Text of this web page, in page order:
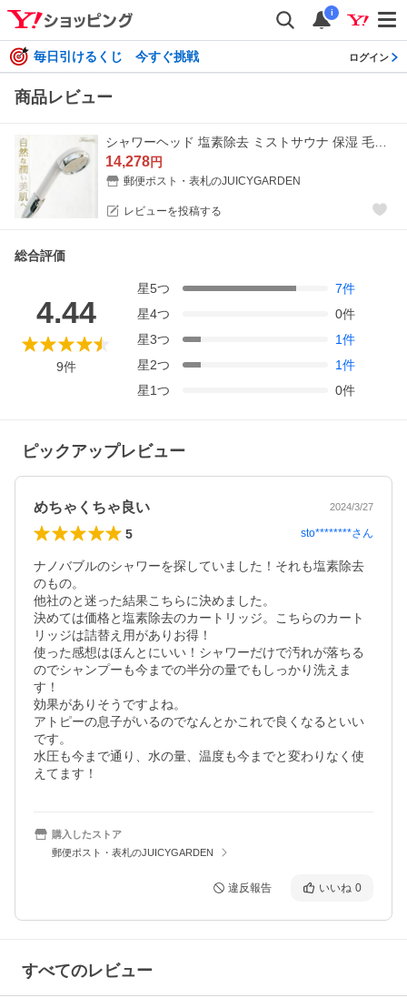
i
毎日引けるくじ 今すぐ挑戦 ログイン
商品レビュー
14,278円
郵便ポスト・表札のJUICYGARDEN
レビューを投稿する
総合評価
4.44
9件
星5つ 7件
星4つ 0件
星3つ 1件
星2つ 1件
星1つ 0件
ピックアップレビュー
めちゃくちゃ良い 2024/3/27
5 sto********さん
ナノバブルのシャワーを探していました！それも塩素除去
のもの。
他社のと迷った結果こちらに決めました。
決めては価格と塩素除去のカートリッジ。こちらのカート
リッジは詰替え用がありお得！
使った感想はほんとにいい！シャワーだけで汚れが落ちる
のでシャンプーも今までの半分の量でもしっかり洗えま
す！
効果がありそうですよね。
アトピーの息子がいるのでなんとかこれで良くなるといい
です。
水圧も今まで通り、水の量、温度も今までと変わりなく使
購入したストア
郵便ポスト・表札のJUICYGARDEN
違反報告 いいね 0
すべてのレビュー